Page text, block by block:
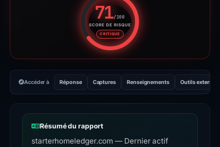
71/100
SCORE DE RISQUE
CRITIQUE
Score de risque : 71 sur 100.
Accéder à Réponse Captures Renseignements Outils externes
Résumé du rapport
starterhomeledger.com — Dernier actif